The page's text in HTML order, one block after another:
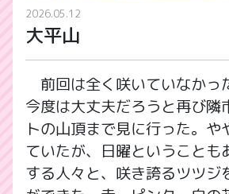
2026.05.12
大平山
前回は全く咲いていなかっ
今度は大丈夫だろうと再び隣
トの山頂まで見に行った。や
ていたが、日曜ということも
する人々と、咲き誇るツツジ